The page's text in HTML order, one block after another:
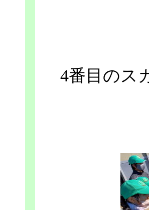
4番目のス